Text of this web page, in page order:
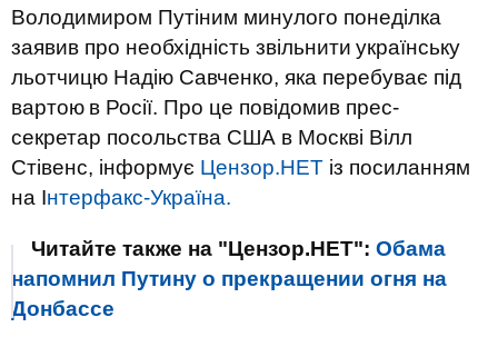
Володимиром Путіним минулого понеділка
заявив про необхідність звільнити українську
льотчицю Надію Савченко, яка перебуває під
вартою в Росії. Про це повідомив прес-
секретар посольства США в Москві Вілл
Стівенс, інформує Цензор.НЕТ із посиланням
на Інтерфакс-Україна.
Читайте также на "Цензор.НЕТ": Обама
напомнил Путину о прекращении огня на
Донбассе